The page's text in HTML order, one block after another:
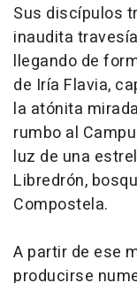
Sus discípulos
inaudita
llegando de
de Iría Flavia,
la atónita
rumbo al
luz de una
Libredrón,
Compostela.
A partir de ese
producirse